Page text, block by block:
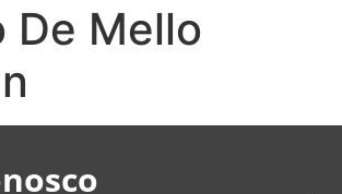
De Mello